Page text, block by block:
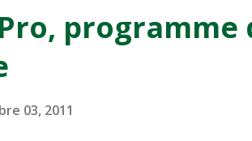
programme
03, 2011